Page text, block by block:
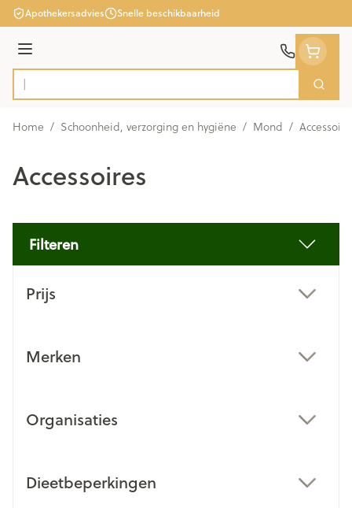
Ga naar de inhoud
Apothekersadvies Snelle beschikbaarheid
Menu
Product, merk, categorie... Zoek
Home / Schoonheid, verzorging en hygiëne / Mond /
Accessoires
Filteren
Prijs
Merken
Organisaties
Dieetbeperkingen